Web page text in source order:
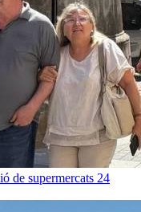
de supermercats 24